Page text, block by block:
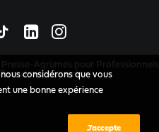
droits réservés.
considérons que vous
une bonne expérience
J’accepte